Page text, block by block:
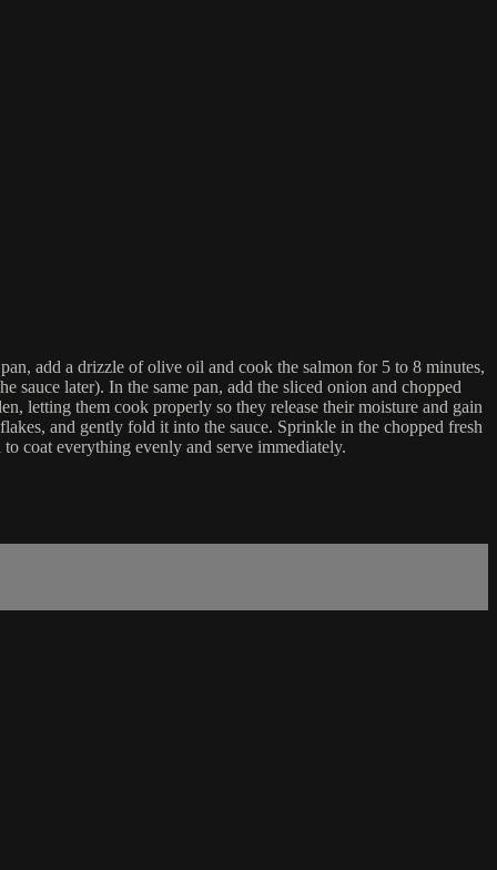
add a drizzle of olive oil and cook the salmon for 5 to 8 minutes,
later). In the same pan, add the sliced onion and chopped
letting them cook properly so they release their moisture and gain
and gently fold it into the sauce. Sprinkle in the chopped fresh
coat everything evenly and serve immediately.